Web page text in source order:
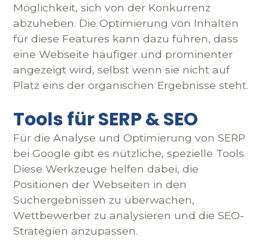
Möglichkeit, sich von der Konkurrenz
abzuheben. Die Optimierung von Inhalten
für diese Features kann dazu führen, dass
eine Webseite häufiger und prominenter
angezeigt wird, selbst wenn sie nicht auf
Platz eins der organischen Ergebnisse steht.
Tools für SERP & SEO
Für die Analyse und Optimierung von SERP
bei Google gibt es nützliche, spezielle Tools.
Diese Werkzeuge helfen dabei, die
Positionen der Webseiten in den
Suchergebnissen zu überwachen,
Wettbewerber zu analysieren und die SEO-
Strategien anzupassen.